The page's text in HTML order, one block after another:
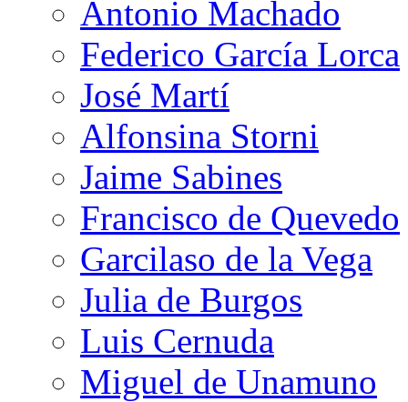
Antonio Machado
Federico García Lorca
José Martí
Alfonsina Storni
Jaime Sabines
Francisco de Quevedo
Garcilaso de la Vega
Julia de Burgos
Luis Cernuda
Miguel de Unamuno